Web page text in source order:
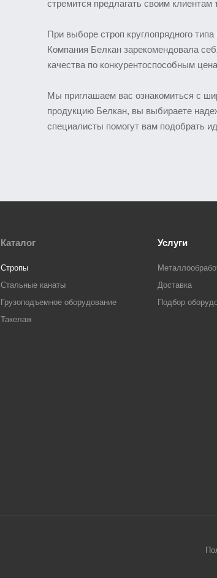
стремится предлагать своим
При выборе строп круглопрядного
Компания Белкан зарекомендовала
качества по конкурентоспособным
Мы приглашаем вас ознакомиться с
продукцию Белкан, вы выбираете
специалисты помогут вам подобрать
Каталог
Стропы
Стальные канаты
Грузоподъемное оборудование
Такелаж
Услуги
Доставка
Подбор